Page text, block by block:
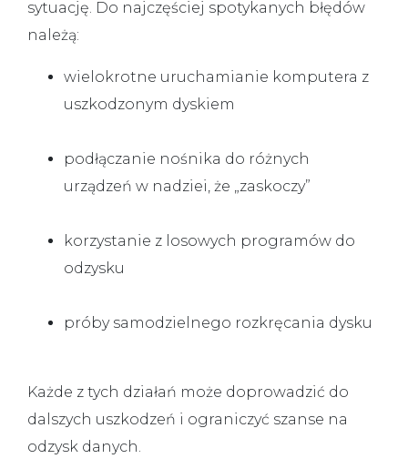
sytuację. Do najczęściej spotykanych błędów
należą:
wielokrotne uruchamianie komputera z
uszkodzonym dyskiem
podłączanie nośnika do różnych
urządzeń w nadziei, że „zaskoczy”
korzystanie z losowych programów do
odzysku
próby samodzielnego rozkręcania dysku
Każde z tych działań może doprowadzić do
dalszych uszkodzeń i ograniczyć szanse na
odzysk danych.